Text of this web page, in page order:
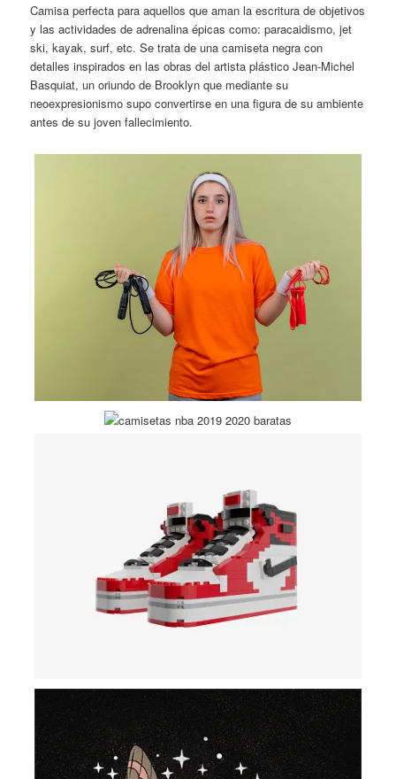
Camisa perfecta para aquellos que aman la escritura de objetivos
y las actividades de adrenalina épicas como: paracaidismo, jet
ski, kayak, surf, etc. Se trata de una camiseta negra con
detalles inspirados en las obras del artista plástico Jean-Michel
Basquiat, un oriundo de Brooklyn que mediante su
neoexpresionismo supo convertirse en una figura de su ambiente
antes de su joven fallecimiento.